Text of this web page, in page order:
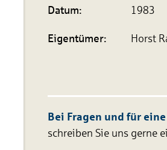
Datum: 1983
Eigen­tümer: Horst
Bei Fragen und für
schreiben Sie uns gerne